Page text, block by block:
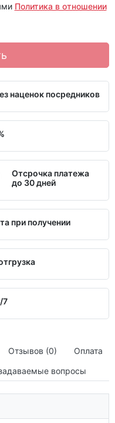
Политика в отношении
наценок посредников
Отсрочка платежа
до 30 дней
при получении
7
Отзывов (0)
Оплата
вопросы